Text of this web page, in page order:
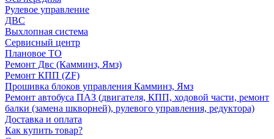
Рулевое управление
ДВС
Выхлопная система
Сервисный центр
Плановое ТО
Ремонт Двс (Камминз, Ямз)
Ремонт КПП (ZF)
Прошивка блоков управления Камминз, Ямз
Ремонт автобуса ПАЗ (двигателя, КПП, ходовой части, ремонт
балки (замена шкворней), рулевого управления, редуктора)
Доставка и оплата
Как купить товар?